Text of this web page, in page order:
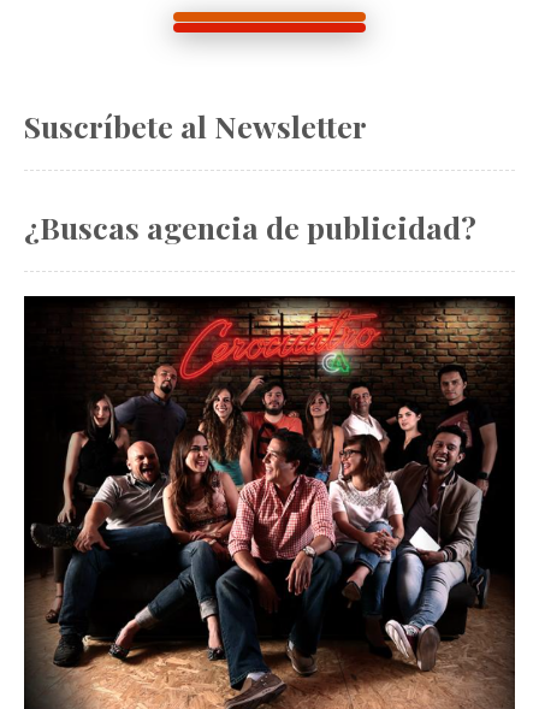
Suscríbete al Newsletter
¿Buscas agencia de publicidad?